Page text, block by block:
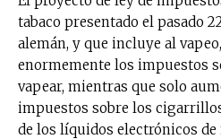
tabaco presentado el pasado
alemán, y que incluye al
enormemente los impuestos
vapear, mientras que solo
impuestos sobre los
de los líquidos electrónicos